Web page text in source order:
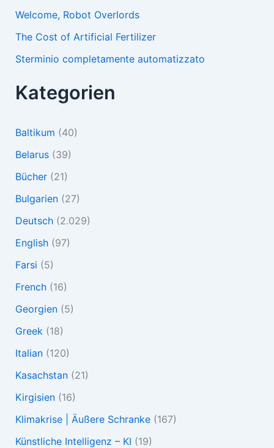
Welcome, Robot Overlords
The Cost of Artificial Fertilizer
Sterminio completamente automatizzato
Kategorien
Baltikum (40)
Belarus(39)
Bücher(21)
Bulgarien(27)
Deutsch(2.029)
English(97)
Farsi (5)
French(16)
Georgien(5)
Greek (18)
Italian(120)
Kasachstan(21)
Kirgisien(16)
Klimakrise | Äußere Schranke(167)
Künstliche Intelligenz – KI (19)